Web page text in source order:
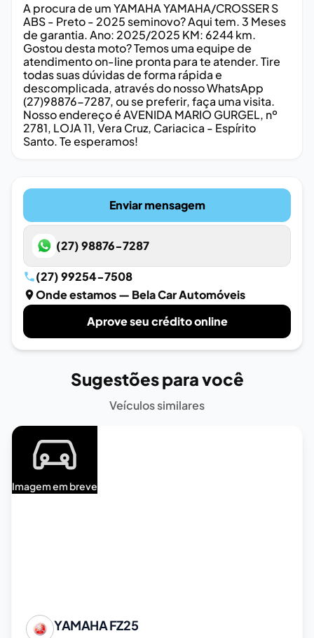
A procura de um YAMAHA YAMAHA/CROSSER S
ABS - Preto - 2025 seminovo? Aqui tem. 3 Meses
de garantia. Ano: 2025/2025 KM: 6244 km.
Gostou desta moto? Temos uma equipe de
atendimento on-line pronta para te atender. Tire
todas suas dúvidas de forma rápida e
descomplicada, através do nosso WhatsApp
(27)98876-7287, ou se preferir, faça uma visita.
Nosso endereço é AVENIDA MARIO GURGEL, nº
2781, LOJA 11, Vera Cruz, Cariacica - Espírito
Santo. Te esperamos!
Enviar mensagem
(27) 98876-7287
(27) 99254-7508
Onde estamos— Bela Car Automóveis
Aprove seu crédito online
Sugestões para você
Veículos similares
Imagem em breve
YAMAHAFZ25